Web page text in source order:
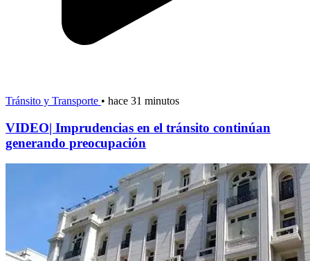
Tránsito y Transporte • hace 31 minutos
VIDEO| Imprudencias en el tránsito continúan
generando preocupación